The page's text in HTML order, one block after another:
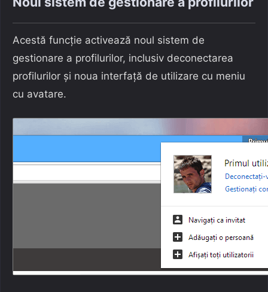
Acestă funcție activează noul sistem de
gestionare a profilurilor, inclusiv deconectarea
profilurilor și noua interfață de utilizare cu meniu
cu avatare.